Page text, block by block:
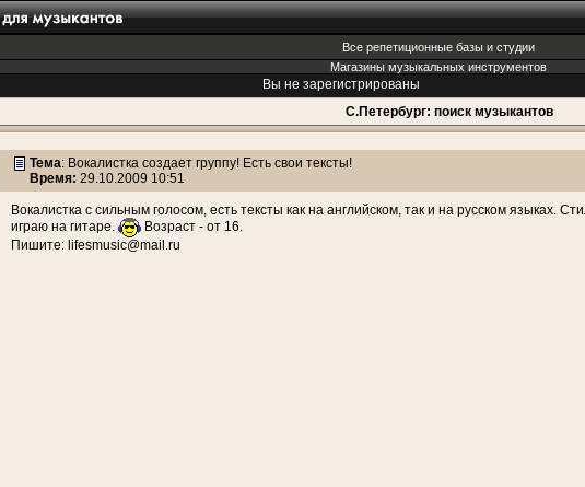
Все репетиционные базы и студии
Магазины музыкальных инструментов
Вы не зарегистрированы
С.Петербург: поиск музыкантов
Тема: Вокалистка создает группу! Есть свои тексты!
Время: 29.10.2009 10:51
Вокалистка с сильным голосом, есть тексты как на английском, так и на русском языках.
играю на гитаре.
Возраст - от 16.
Пишите: lifesmusic@mail.ru